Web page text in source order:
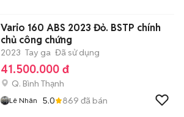
Vario 160 ABS 2023 Đỏ. BSTP chính
chủ công chứng
2023 Tay ga Đã sử dụng
41.500.000 đ
Q. Bình Thạnh
Lê Nhân 5.0 869 đã bán